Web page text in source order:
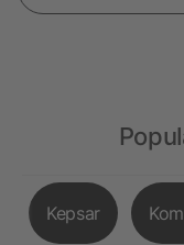
Kepsar